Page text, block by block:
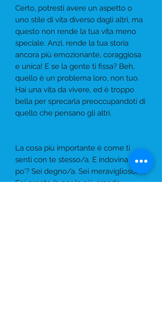
Certo, potresti avere un aspetto o
uno stile di vita diverso dagli altri, ma
questo non rende la tua vita meno
speciale. Anzi, rende la tua storia
ancora più emozionante, coraggiosa
e unica! E se la gente ti fissa? Beh,
quello è un problema loro, non tuo.
Hai una vita da vivere, ed è troppo
bella per sprecarla preoccupandoti di
quello che pensano gli altri.
La cosa più importante è come ti
senti con te stesso/a. E indovina un
po'? Sei degno/a. Sei meraviglioso/a.
Sei pronto/a per la più grande